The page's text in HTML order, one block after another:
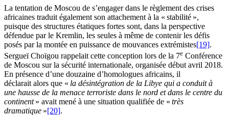
La tentation de Moscou de s’engager dans le règlement des crises
africaines traduit également son attachement à la « stabilité »,
puisque des structures étatiques fortes sont, dans la perspective
défendue par le Kremlin, les seules à même de contenir les défis
posés par la montée en puissance de mouvances extrémistes[19].
Sergueï Choïgou rappelait cette conception lors de la 7e Conférence
de Moscou sur la sécurité internationale, organisée début avril 2018.
En présence d’une douzaine d’homologues africains, il
déclarait alors que « la désintégration de la Libye qui a conduit à
une hausse de la menace terroriste dans le nord et dans le centre du
continent» avait mené à une situation qualifiée de « très
dramatique »[20].